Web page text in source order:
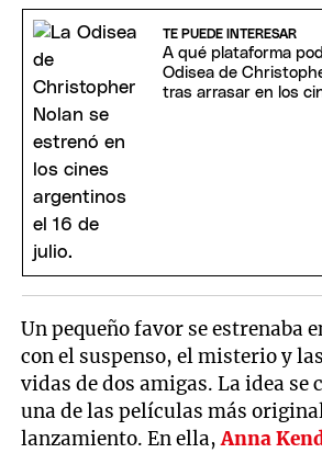
TE PUEDE INTERESAR
A qué plataforma
Odisea de
tras arrasar en los
Un pequeño favor se estrenaba
con el suspenso, el misterio y
vidas de dos amigas. La idea se
una de las películas más
lanzamiento. En ella,Anna